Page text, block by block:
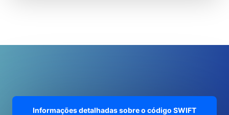
Informações detalhadas sobre o código SWIFT